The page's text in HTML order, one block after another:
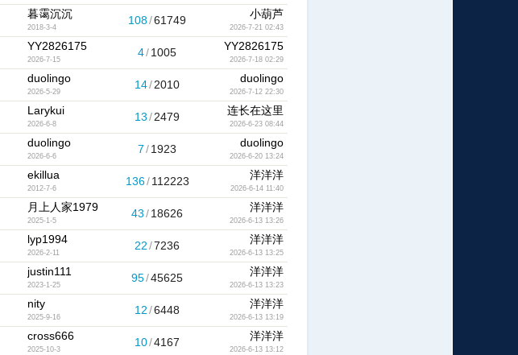
暮霭沉沉
2018-3-4
108/61749 小葫芦
2026-7-21 02:43
YY2826175
2026-7-15
4/1005 YY2826175
2026-7-18 02:29
duolingo
2026-5-29
14/2010 duolingo
2026-7-12 22:30
Larykui
2026-6-8
13/2479 连长在这里
2026-6-23 08:44
duolingo
2026-6-6
7/1923 duolingo
2026-6-20 13:24
ekillua
2012-7-6
136/ 112223 洋洋洋
2026-6-14 11:40
月上人家1979
2025-1-5
43/18626 洋洋洋
2026-6-13 13:26
lyp1994
2026-2-11
22/7236 洋洋洋
2026-6-13 13:25
justin111
2023-1-25
95/45625 洋洋洋
2026-6-13 13:23
nity
2025-9-16
12/6448 洋洋洋
2026-6-13 13:19
cross666
2025-10-3
10/4167 洋洋洋
2026-6-13 13:12